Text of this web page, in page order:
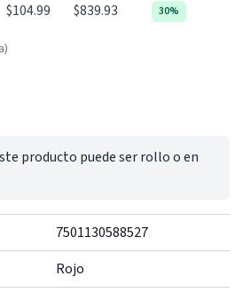
$104.99 $839.93 30%
producto puede ser rollo o en
7501130588527
Rojo